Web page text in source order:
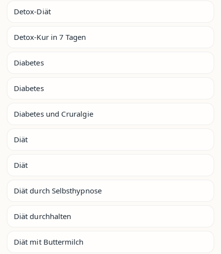
Detox-Diät
Detox-Kur in 7 Tagen
Diabetes
Diabetes
Diabetes und Cruralgie
Diät
Diät
Diät durch Selbsthypnose
Diät durchhalten
Diät mit Buttermilch